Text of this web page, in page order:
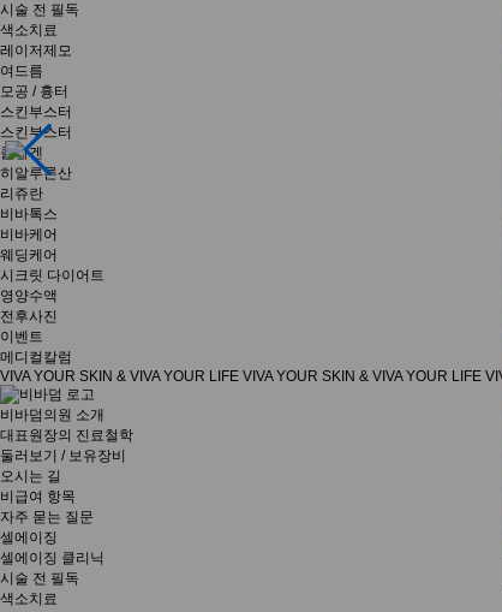
시술 전 필독
색소치료
레이저제모
여드름
모공 / 흉터
스킨부스터
스킨부스터
콜라겐
히알루론산
리쥬란
비바톡스
비바케어
웨딩케어
시크릿 다이어트
영양수액
전후사진
이벤트
메디컬칼럼
VIVA YOUR SKIN & VIVA YOUR LIFE VIVA YOUR SKIN & VIVA YOUR LIFE
비바덤의원 소개
대표원장의 진료철학
둘러보기 / 보유장비
오시는 길
비급여 항목
자주 묻는 질문
셀에이징
셀에이징 클리닉
시술 전 필독
색소치료